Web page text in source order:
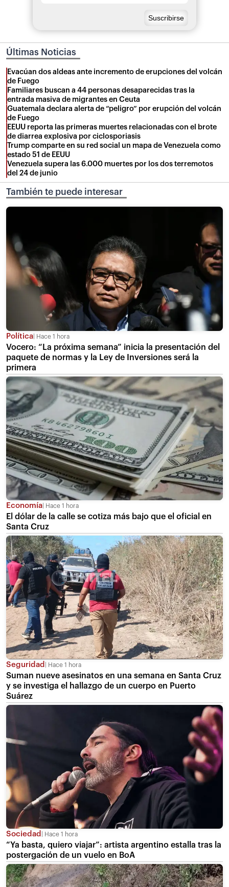
Últimas Noticias
Evacúan dos aldeas ante incremento de erupciones del volcán
de Fuego
Familiares buscan a 44 personas desaparecidas tras la
entrada masiva de migrantes en Ceuta
Guatemala declara alerta de “peligro” por erupción del volcán
de Fuego
EEUU reporta las primeras muertes relacionadas con el brote
de diarrea explosiva por ciclosporiasis
Trump comparte en su red social un mapa de Venezuela como
estado 51 de EEUU
Venezuela supera las 6.000 muertes por los dos terremotos
del 24 de junio
También te puede interesar
Política Hace 1 hora
Vocero: “La próxima semana” inicia la presentación del
paquete de normas y la Ley de Inversiones será la
primera
Economía Hace 1 hora
El dólar de la calle se cotiza más bajo que el oficial en
Santa Cruz
Seguridad Hace 1 hora
Suman nueve asesinatos en una semana en Santa Cruz
y se investiga el hallazgo de un cuerpo en Puerto
Suárez
Sociedad Hace 1 hora
“Ya basta, quiero viajar”: artista argentino estalla tras la
postergación de un vuelo en BoA